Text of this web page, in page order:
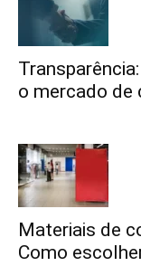
o mercado de
Materiais de
Como